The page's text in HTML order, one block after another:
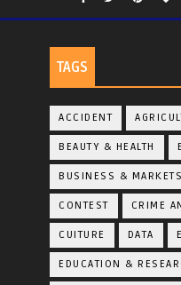
TAGS
ACCIDENT
BEAUTY & HEALTH
BUSINESS & MARKETS
CONTEST CRIME
CUITURE DATA
EDUCATION &